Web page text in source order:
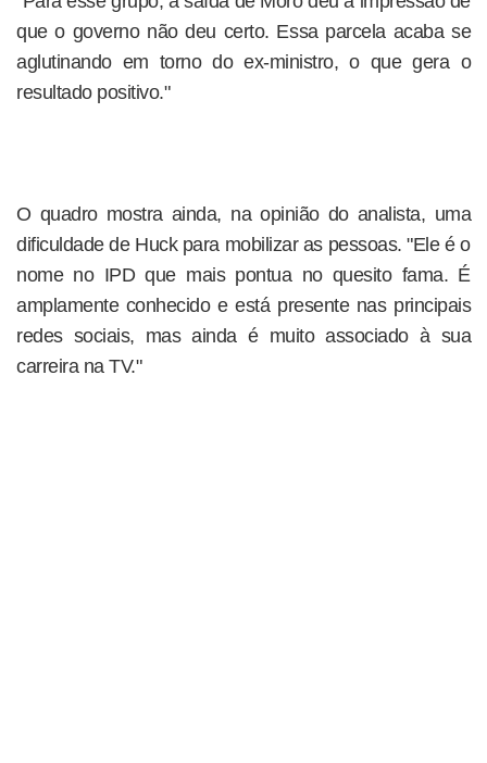
que o governo não deu certo. Essa parcela acaba se
aglutinando em torno do ex-ministro, o que gera o
resultado positivo."
O quadro mostra ainda, na opinião do analista, uma
dificuldade de Huck para mobilizar as pessoas. "Ele é o
nome no IPD que mais pontua no quesito fama. É
amplamente conhecido e está presente nas principais
redes sociais, mas ainda é muito associado à sua
carreira na TV."